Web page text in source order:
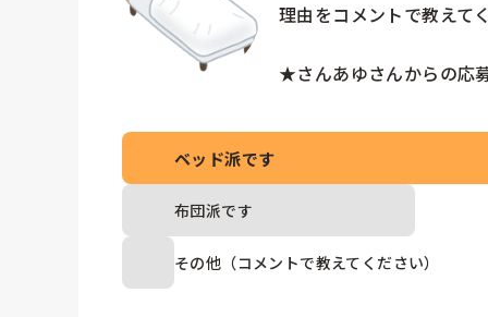
理由をコメントで教えて
★さんあゆさんからの応
ベッド派です
布団派です
その他（コメントで教えてください）